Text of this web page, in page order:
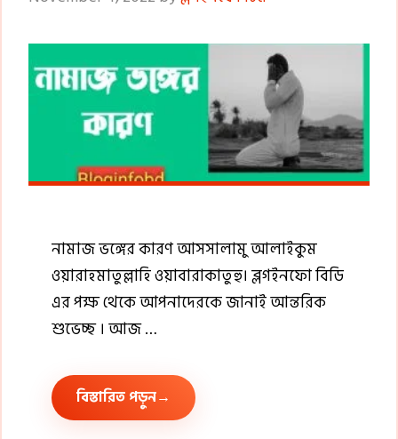
নামাজ ভঙ্গের কারণ আসসালামু আলাইকুম
ওয়ারাহমাতুল্লাহি ওয়াবারাকাতুহু। ব্লগইনফো বিডি
এর পক্ষ থেকে আপনাদেরকে জানাই আন্তরিক
শুভেচ্ছ । আজ …
বিস্তারিত পড়ুন